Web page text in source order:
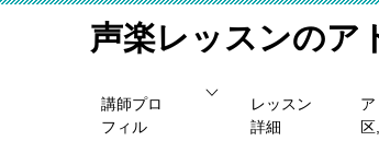
声楽レッスンのア
講師プロ
フィル
レッスン
詳細